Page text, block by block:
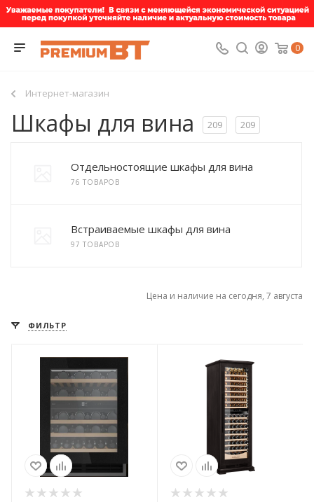
0
Интернет-магазин
Шкафы для вина 209 209
Отдельностоящие шкафы для вина
76 ТОВАРОВ
Встраиваемые шкафы для вина
97 ТОВАРОВ
Цена и наличие на сегодня, 7 августа
ФИЛЬТР